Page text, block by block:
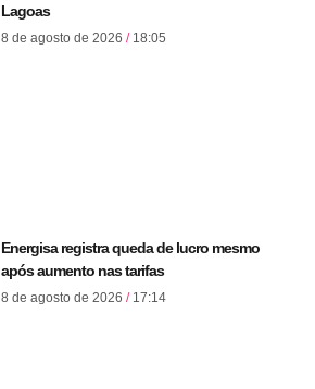
Lagoas
8 de agosto de 2026 18:05
Energisa registra queda de lucro mesmo
após aumento nas tarifas
8 de agosto de 2026 17:14